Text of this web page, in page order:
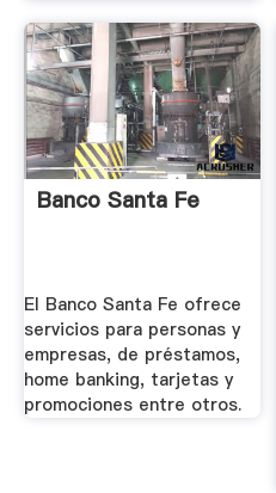
Banco Santa Fe
El Banco Santa Fe ofrece
servicios para personas y
empresas, de préstamos,
home banking, tarjetas y
promociones entre otros.